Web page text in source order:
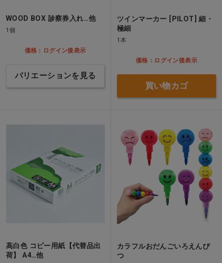
WOOD BOX 診察券入れ…他
1個
価格：ログイン後表示
バリエーションを見る
ツインマーカー [PILOT] 細・
極細
1本
価格：ログイン後表示
買い物カゴ
高白色 コピー用紙【代替品出
荷】 A4…他
カラフルおだんごいろえんぴ
つ